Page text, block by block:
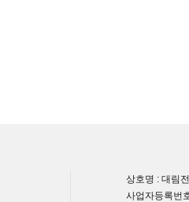
상호명 : 대림
사업자등록번